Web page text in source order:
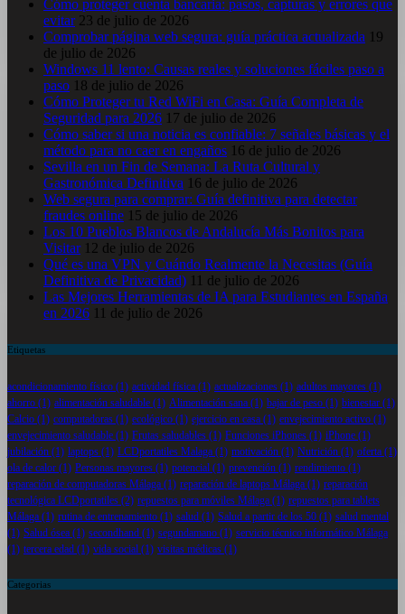
Cómo proteger cuenta bancaria: pasos, capturas y errores que
evitar 23 de julio de 2026
Comprobar página web segura: guía práctica actualizada 19
de julio de 2026
Windows 11 lento: Causas reales y soluciones fáciles paso a
paso 18 de julio de 2026
Cómo Proteger tu Red WiFi en Casa: Guía Completa de
Seguridad para 2026 17 de julio de 2026
Cómo saber si una noticia es confiable: 7 señales básicas y el
método para no caer en engaños 16 de julio de 2026
Sevilla en un Fin de Semana: La Ruta Cultural y
Gastronómica Definitiva 16 de julio de 2026
Web segura para comprar: Guía definitiva para detectar
fraudes online 15 de julio de 2026
Los 10 Pueblos Blancos de Andalucía Más Bonitos para
Visitar 12 de julio de 2026
Qué es una VPN y Cuándo Realmente la Necesitas (Guía
Definitiva de Privacidad) 11 de julio de 2026
Las Mejores Herramientas de IA para Estudiantes en España
en 2026 11 de julio de 2026
Etiquetas
acondicionamiento físico (1) actividad física (1) actualizaciones (1) adultos mayores (1)
ahorro (1) alimentación saludable (1) Alimentación sana (1) bajar de peso (1) bienestar (1)
Calcio (1) computadoras (1) ecológico (1) ejercicio en casa (1) envejecimiento activo (1)
envejecimiento saludable (1) Frutas saludables (1) Funciones iPhones (1) iPhone (1)
jubilación (1) laptops (1) LCDportatiles Malaga (1) motivación (1) Nutrición (1) oferta (1)
ola de calor (1) Personas mayores (1) potencial (1) prevención (1) rendimiento (1)
reparación de computadoras Málaga (1) reparación de laptops Málaga (1) reparación
tecnológica LCDportatiles (2) repuestos para móviles Málaga (1) repuestos para tablets
Málaga (1) rutina de entrenamiento (1) salud (1) Salud a partir de los 50 (1) salud mental
(1) Salud ósea (1) secondhand (1) segundamano (1) servicio técnico informático Málaga
(1) tercera edad (1) vida social (1) visitas médicas (1)
Categorias